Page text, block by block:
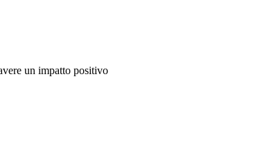
un impatto positivo